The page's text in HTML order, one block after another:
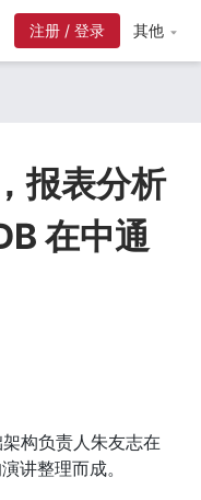
注册 / 登录 其他
报表分析
在中通
构负责人朱友志在
讲整理而成。